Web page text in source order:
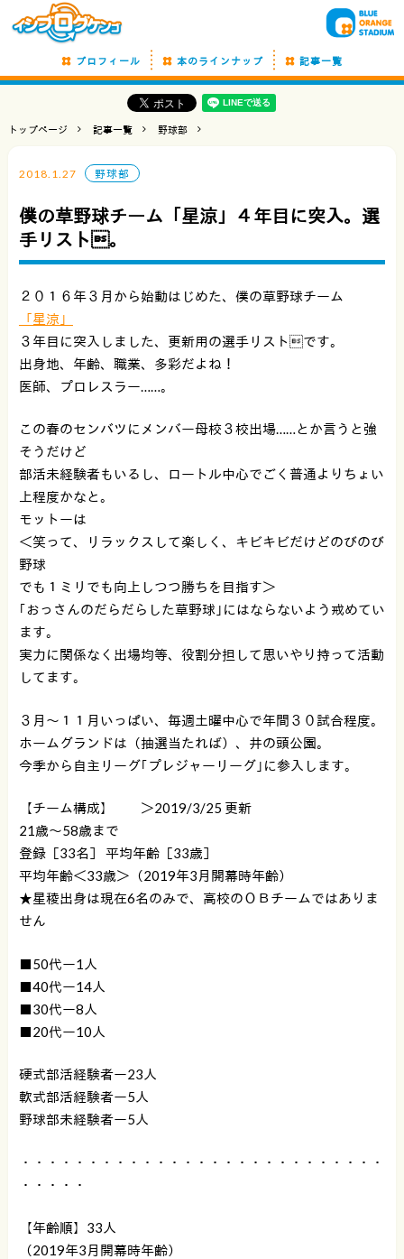
プロフィール 本のラインナップ 記事一覧
トップページ 記事一覧 野球部
2018.1.27 野球部
僕の草野球チーム「星涼」４年目に突入。選
手リスト。
２０１６年３月から始動はじめた、僕の草野球チーム
「星涼」
３年目に突入しました、更新用の選手リストです。
出身地、年齢、職業、多彩だよね！
医師、プロレスラー……。
この春のセンバツにメンバー母校３校出場……とか言うと強
そうだけど
部活未経験者もいるし、ロートル中心でごく普通よりちょい
上程度かなと。
モットーは
＜笑って、リラックスして楽しく、キビキビだけどのびのび
野球
でも１ミリでも向上しつつ勝ちを目指す＞
｢おっさんのだらだらした草野球｣にはならないよう戒めてい
ます。
実力に関係なく出場均等、役割分担して思いやり持って活動
してます。
３月〜１１月いっぱい、毎週土曜中心で年間３０試合程度。
ホームグランドは（抽選当たれば）、井の頭公園。
今季から自主リーグ｢プレジャーリーグ｣に参入します。
【チーム構成】 ＞2019/3/25 更新
21歳～58歳まで
登録［33名］ 平均年齢［33歳］
平均年齢＜33歳＞（2019年3月開幕時年齢）
★星稜出身は現在6名のみで、高校のＯＢチームではありま
せん
■50代ー1人
■40代ー14人
■30代ー8人
■20代ー10人
硬式部活経験者ー23人
軟式部活経験者ー5人
野球部未経験者ー5人
・・・・・・・・・・・・・・・・・・・・・・・・・・・
・・・・・
【年齢順】33人
（2019年3月開幕時年齢）